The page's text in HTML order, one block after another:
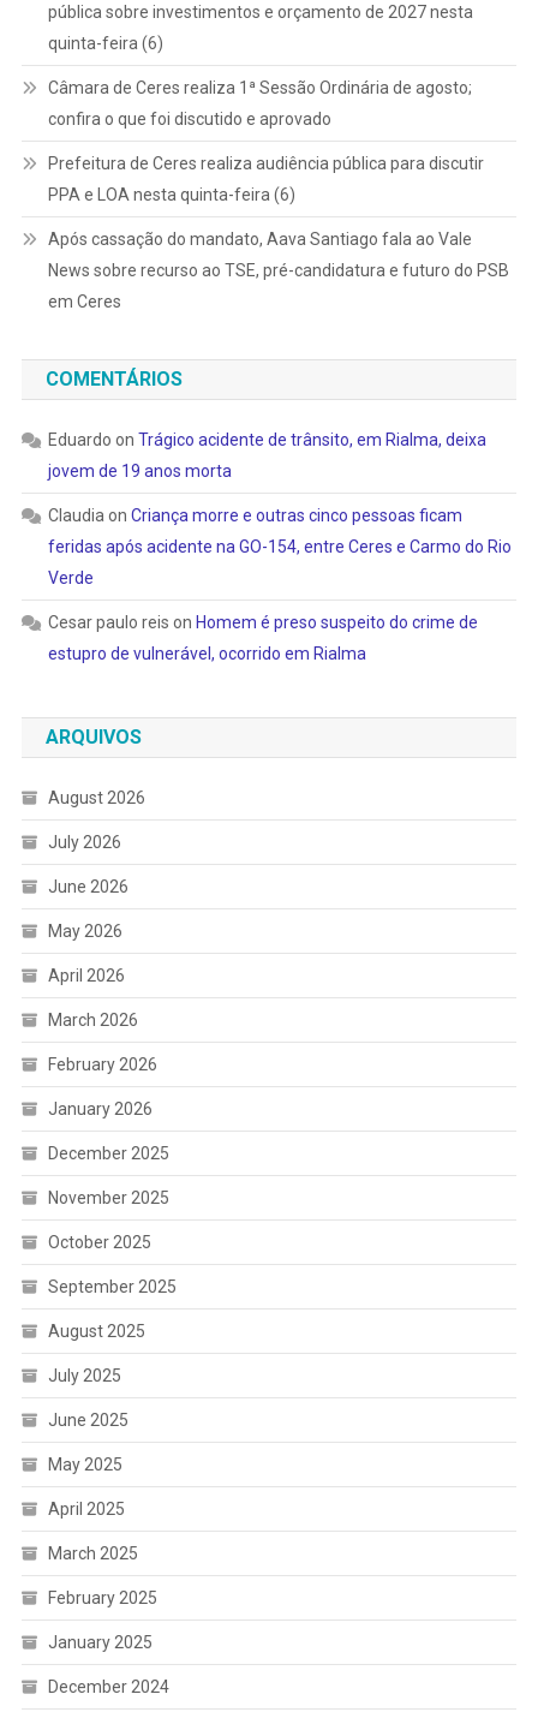
pública sobre investimentos e orçamento de 2027 nesta
quinta-feira (6)
Câmara de Ceres realiza 1ª Sessão Ordinária de agosto;
confira o que foi discutido e aprovado
Prefeitura de Ceres realiza audiência pública para discutir
PPA e LOA nesta quinta-feira (6)
Após cassação do mandato, Aava Santiago fala ao Vale
News sobre recurso ao TSE, pré-candidatura e futuro do PSB
em Ceres
COMENTÁRIOS
Eduardo on Trágico acidente de trânsito, em Rialma, deixa
jovem de 19 anos morta
Claudia on Criança morre e outras cinco pessoas ficam
feridas após acidente na GO-154, entre Ceres e Carmo do Rio
Verde
Cesar paulo reis on Homem é preso suspeito do crime de
estupro de vulnerável, ocorrido em Rialma
ARQUIVOS
August 2026
July 2026
June 2026
May 2026
April 2026
March 2026
February 2026
January 2026
December 2025
November 2025
October 2025
September 2025
August 2025
July 2025
June 2025
May 2025
April 2025
March 2025
February 2025
January 2025
December 2024